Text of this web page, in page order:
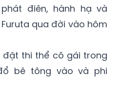
điên, hành hạ và
qua đời vào hôm
đặt thi thể cô gái trong
bê tông vào và phi